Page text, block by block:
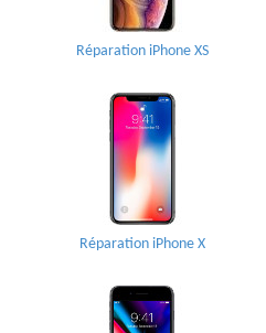
Réparation iPhone XS
Réparation iPhone X